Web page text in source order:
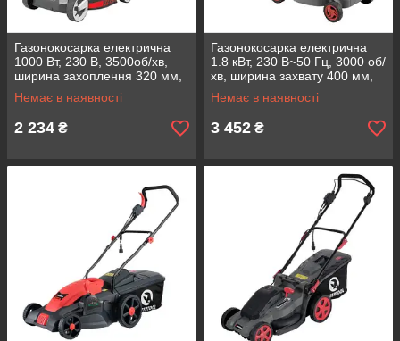
Газонокосарка електрична
1000 Вт, 230 В, 3500об/хв,
ширина захоплення 320 мм,
INTERTOOL DT-2261
Немає в наявності
2 234 ₴
Газонокосарка електрична
1.8 кВт, 230 В~50 Гц, 3000 об/
хв, ширина захвату 400 мм,
висота зрізу 25-75 мм,
контейнер 35 літрів
Немає в наявності
3 452 ₴